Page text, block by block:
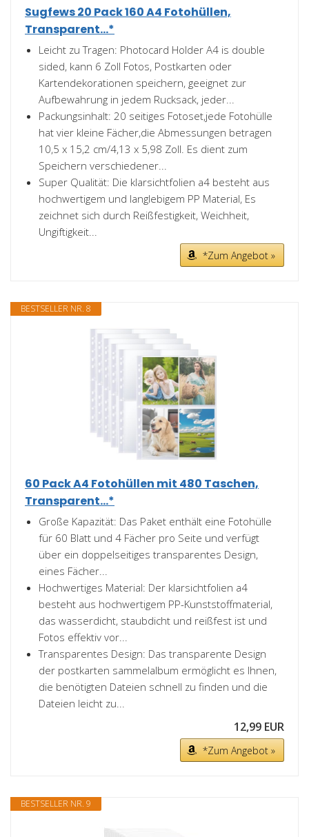
Sugfews 20 Pack 160 A4 Fotohüllen,
Transparent...*
Leicht zu Tragen: Photocard Holder A4 is double
sided, kann 6 Zoll Fotos, Postkarten oder
Kartendekorationen speichern, geeignet zur
Aufbewahrung in jedem Rucksack, jeder...
Packungsinhalt: 20 seitiges Fotoset,jede Fotohülle
hat vier kleine Fächer,die Abmessungen betragen
10,5 x 15,2 cm/4,13 x 5,98 Zoll. Es dient zum
Speichern verschiedener...
Super Qualität: Die klarsichtfolien a4 besteht aus
hochwertigem und langlebigem PP Material, Es
zeichnet sich durch Reißfestigkeit, Weichheit,
Ungiftigkeit...
*Zum Angebot »
BESTSELLER NR. 8
60 Pack A4 Fotohüllen mit 480 Taschen,
Transparent...*
Große Kapazität: Das Paket enthält eine Fotohülle
für 60 Blatt und 4 Fächer pro Seite und verfügt
über ein doppelseitiges transparentes Design,
eines Fächer...
Hochwertiges Material: Der klarsichtfolien a4
besteht aus hochwertigem PP-Kunststoffmaterial,
das wasserdicht, staubdicht und reißfest ist und
Fotos effektiv vor...
Transparentes Design: Das transparente Design
der postkarten sammelalbum ermöglicht es Ihnen,
die benötigten Dateien schnell zu finden und die
Dateien leicht zu...
12,99 EUR
*Zum Angebot »
BESTSELLER NR. 9